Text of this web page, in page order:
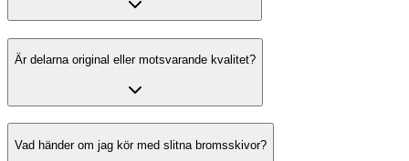
Är delarna original eller motsvarande kvalitet?
Vad händer om jag kör med slitna bromsskivor?